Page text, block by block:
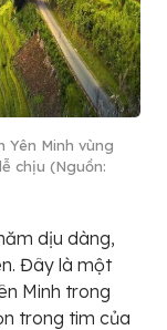
Yên Minh vùng
chịu (Nguồn:
dịu dàng,
Đây là một
Minh trong
trong tim của